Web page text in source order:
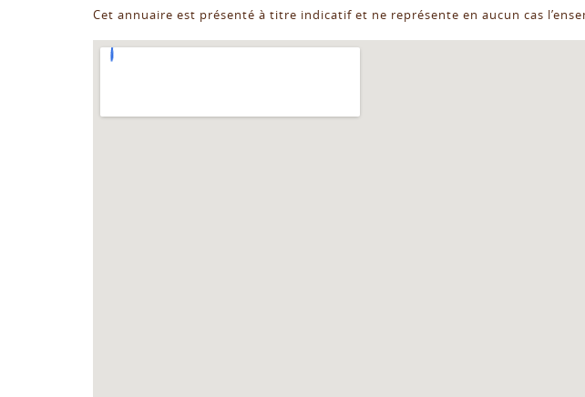
Cet annuaire est présenté à titre indicatif et ne représente en aucun cas